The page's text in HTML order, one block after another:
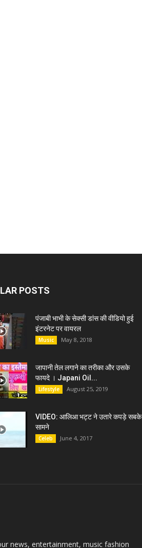
POSTS
पंजाबी भाभी के सेक्सी डांस की वीडियो हुई
इंटरनेट पर वायरल
Music May 8, 2018
जापानी तेल लगाने का तरीका और उसके
फायदे । Japani Oil...
Lifestyle August 25, 2019
VIDEO: आलिआ भट्ट ने उतारे कपड़े सबके
सामने
Celeb June 4, 2017
news, entertainment, music fashion